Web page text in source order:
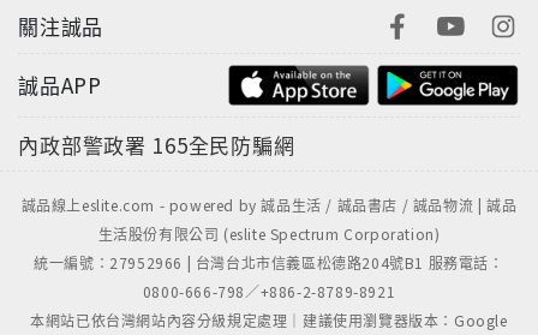
關注誠品
誠品APP
內政部警政署 165全民防騙網
誠品線上eslite.com - powered by 誠品生活 / 誠品書店 / 誠品物流 | 誠品
生活股份有限公司 (eslite Spectrum Corporation)
統一編號：27952966 | 台灣台北市信義區松德路204號B1 服務電話：
0800-666-798／+886-2-8789-8921
本網站已依台灣網站內容分級規定處理｜建議使用瀏覽器版本：Google